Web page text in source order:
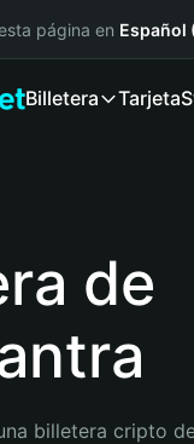
página en Español
Billetera Tarjeta
de
billetera cripto